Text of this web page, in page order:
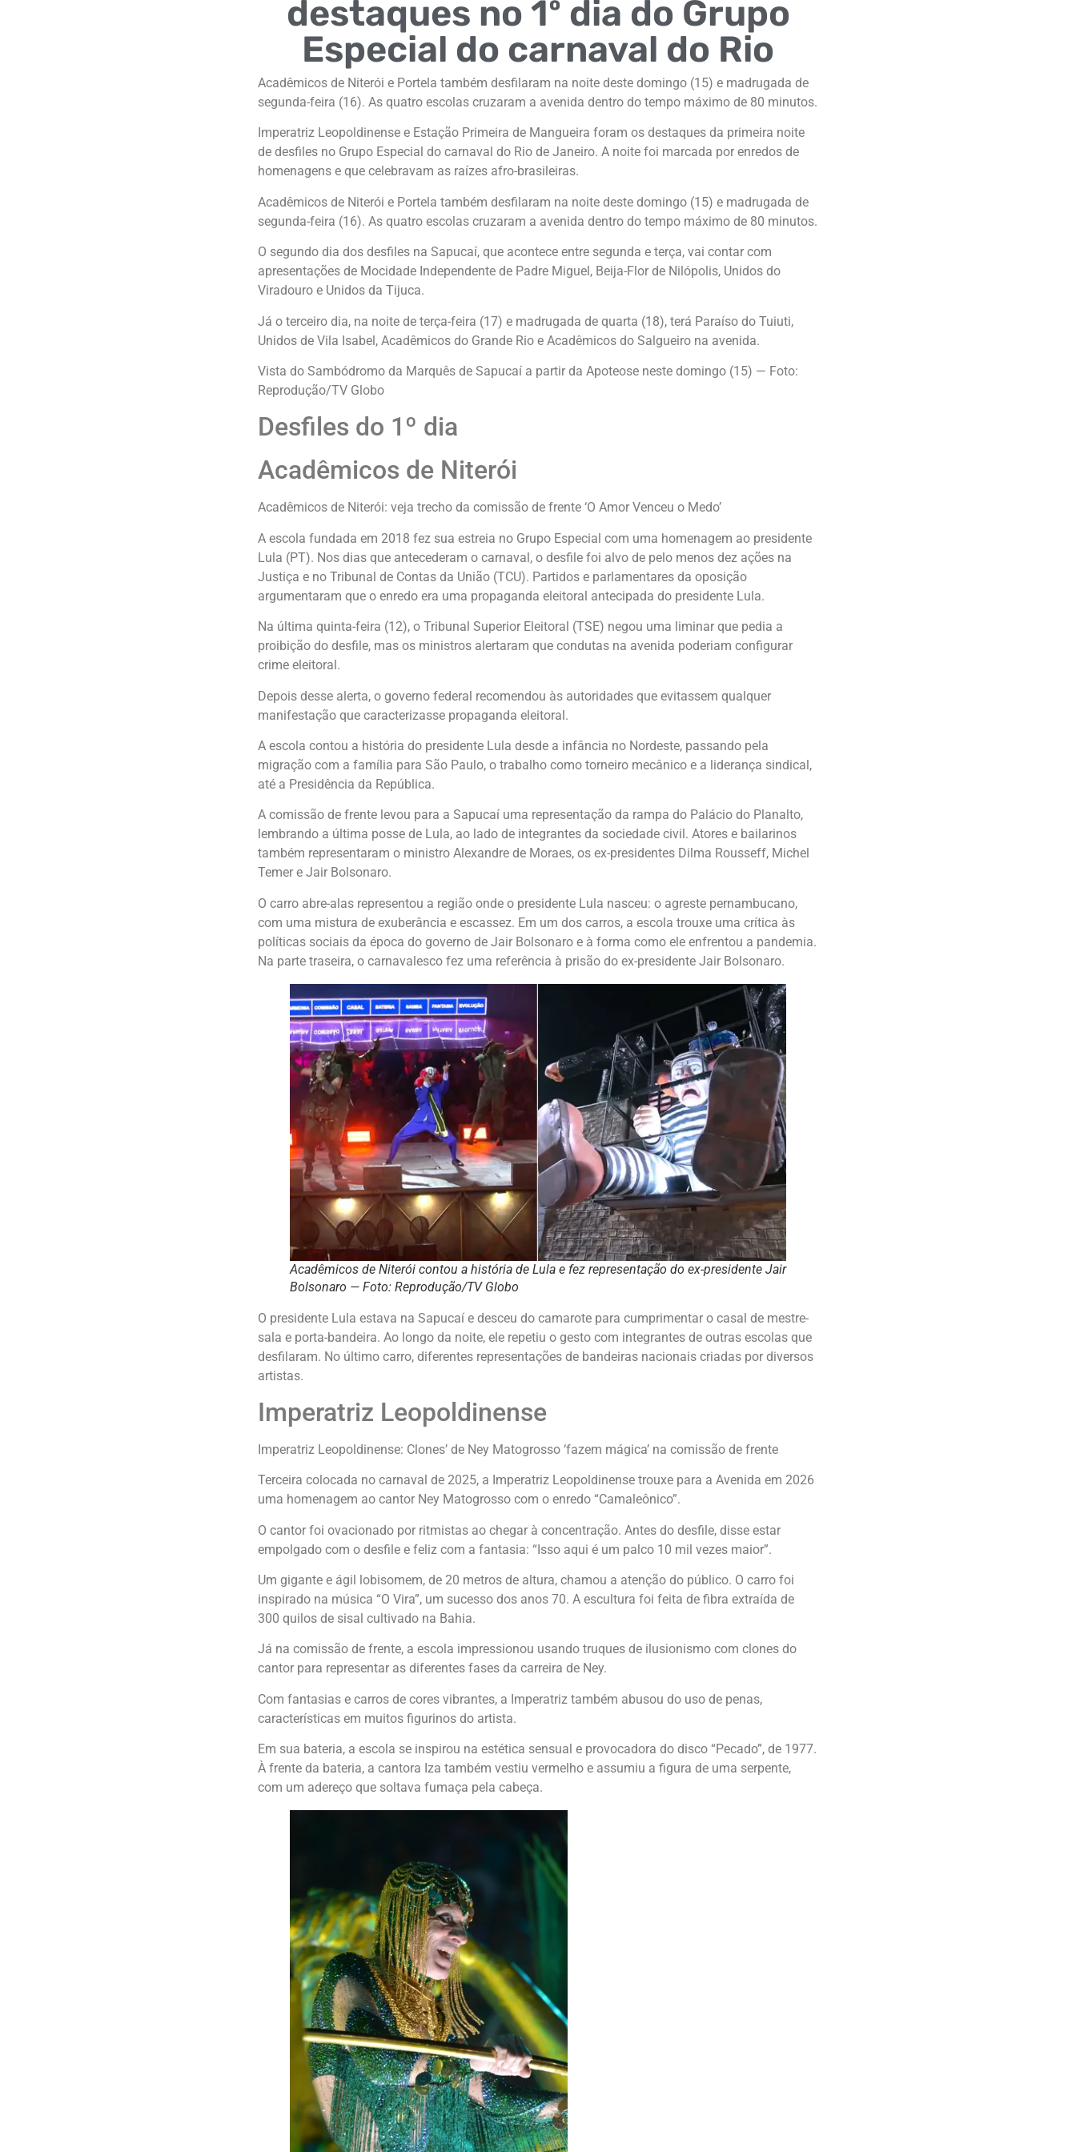
destaques no 1º dia do Grupo
Especial do carnaval do Rio
Acadêmicos de Niterói e Portela também desfilaram na noite deste domingo (15) e madrugada de
segunda-feira (16). As quatro escolas cruzaram a avenida dentro do tempo máximo de 80 minutos.
Imperatriz Leopoldinense e Estação Primeira de Mangueira foram os destaques da primeira noite
de desfiles no Grupo Especial do carnaval do Rio de Janeiro. A noite foi marcada por enredos de
homenagens e que celebravam as raízes afro-brasileiras.
Acadêmicos de Niterói e Portela também desfilaram na noite deste domingo (15) e madrugada de
segunda-feira (16). As quatro escolas cruzaram a avenida dentro do tempo máximo de 80 minutos.
O segundo dia dos desfiles na Sapucaí, que acontece entre segunda e terça, vai contar com
apresentações de Mocidade Independente de Padre Miguel, Beija-Flor de Nilópolis, Unidos do
Viradouro e Unidos da Tijuca.
Já o terceiro dia, na noite de terça-feira (17) e madrugada de quarta (18), terá Paraíso do Tuiuti,
Unidos de Vila Isabel, Acadêmicos do Grande Rio e Acadêmicos do Salgueiro na avenida.
Vista do Sambódromo da Marquês de Sapucaí a partir da Apoteose neste domingo (15) — Foto:
Reprodução/TV Globo
Desfiles do 1º dia
Acadêmicos de Niterói
Acadêmicos de Niterói: veja trecho da comissão de frente ‘O Amor Venceu o Medo’
A escola fundada em 2018 fez sua estreia no Grupo Especial com uma homenagem ao presidente
Lula (PT). Nos dias que antecederam o carnaval, o desfile foi alvo de pelo menos dez ações na
Justiça e no Tribunal de Contas da União (TCU). Partidos e parlamentares da oposição
argumentaram que o enredo era uma propaganda eleitoral antecipada do presidente Lula.
Na última quinta-feira (12), o Tribunal Superior Eleitoral (TSE) negou uma liminar que pedia a
proibição do desfile, mas os ministros alertaram que condutas na avenida poderiam configurar
crime eleitoral.
Depois desse alerta, o governo federal recomendou às autoridades que evitassem qualquer
manifestação que caracterizasse propaganda eleitoral.
A escola contou a história do presidente Lula desde a infância no Nordeste, passando pela
migração com a família para São Paulo, o trabalho como torneiro mecânico e a liderança sindical,
até a Presidência da República.
A comissão de frente levou para a Sapucaí uma representação da rampa do Palácio do Planalto,
lembrando a última posse de Lula, ao lado de integrantes da sociedade civil. Atores e bailarinos
também representaram o ministro Alexandre de Moraes, os ex-presidentes Dilma Rousseff, Michel
Temer e Jair Bolsonaro.
O carro abre-alas representou a região onde o presidente Lula nasceu: o agreste pernambucano,
com uma mistura de exuberância e escassez. Em um dos carros, a escola trouxe uma crítica às
políticas sociais da época do governo de Jair Bolsonaro e à forma como ele enfrentou a pandemia.
Na parte traseira, o carnavalesco fez uma referência à prisão do ex-presidente Jair Bolsonaro.
Acadêmicos de Niterói contou a história de Lula e fez representação do ex-presidente Jair
Bolsonaro — Foto: Reprodução/TV Globo
O presidente Lula estava na Sapucaí e desceu do camarote para cumprimentar o casal de mestre-
sala e porta-bandeira. Ao longo da noite, ele repetiu o gesto com integrantes de outras escolas que
desfilaram. No último carro, diferentes representações de bandeiras nacionais criadas por diversos
artistas.
Imperatriz Leopoldinense
Imperatriz Leopoldinense: Clones’ de Ney Matogrosso ‘fazem mágica’ na comissão de frente
Terceira colocada no carnaval de 2025, a Imperatriz Leopoldinense trouxe para a Avenida em 2026
uma homenagem ao cantor Ney Matogrosso com o enredo “Camaleônico”.
O cantor foi ovacionado por ritmistas ao chegar à concentração. Antes do desfile, disse estar
empolgado com o desfile e feliz com a fantasia: “Isso aqui é um palco 10 mil vezes maior”.
Um gigante e ágil lobisomem, de 20 metros de altura, chamou a atenção do público. O carro foi
inspirado na música “O Vira”, um sucesso dos anos 70. A escultura foi feita de fibra extraída de
300 quilos de sisal cultivado na Bahia.
Já na comissão de frente, a escola impressionou usando truques de ilusionismo com clones do
cantor para representar as diferentes fases da carreira de Ney.
Com fantasias e carros de cores vibrantes, a Imperatriz também abusou do uso de penas,
características em muitos figurinos do artista.
Em sua bateria, a escola se inspirou na estética sensual e provocadora do disco “Pecado”, de 1977.
À frente da bateria, a cantora Iza também vestiu vermelho e assumiu a figura de uma serpente,
com um adereço que soltava fumaça pela cabeça.